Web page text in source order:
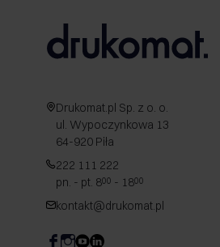
Drukomat.pl Sp. z o. o.
ul. Wypoczynkowa 13
64-920 Piła
222 111 222
pn. - pt. 800 - 1800
kontakt@drukomat.pl